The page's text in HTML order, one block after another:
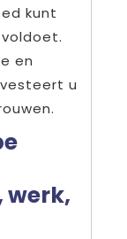
kunt
en
u
werk,